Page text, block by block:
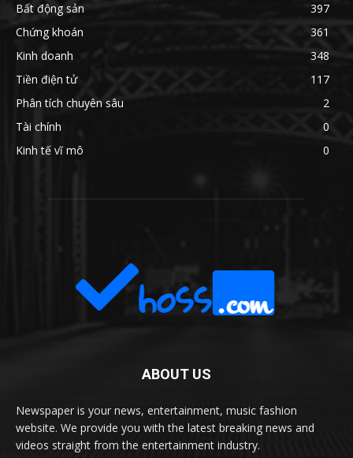
Bất động sản
397
Chứng khoán
361
Kinh doanh
348
Tiền điện tử
117
Phân tích chuyên sâu
2
Tài chính
0
Kinh tế vĩ mô
0
ABOUT US
Newspaper is your news, entertainment, music fashion
website. We provide you with the latest breaking news and
videos straight from the entertainment industry.